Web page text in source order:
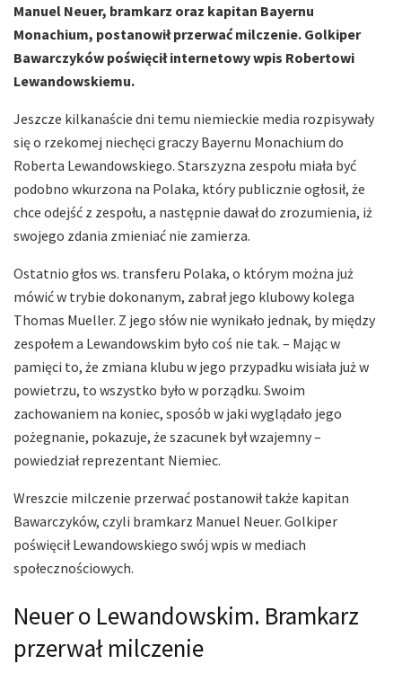
Manuel Neuer, bramkarz oraz kapitan Bayernu
Monachium, postanowił przerwać milczenie. Golkiper
Bawarczyków poświęcił internetowy wpis Robertowi
Lewandowskiemu.
Jeszcze kilkanaście dni temu niemieckie media rozpisywały
się o rzekomej niechęci graczy Bayernu Monachium do
Roberta Lewandowskiego. Starszyzna zespołu miała być
podobno wkurzona na Polaka, który publicznie ogłosił, że
chce odejść z zespołu, a następnie dawał do zrozumienia, iż
swojego zdania zmieniać nie zamierza.
Ostatnio głos ws. transferu Polaka, o którym można już
mówić w trybie dokonanym, zabrał jego klubowy kolega
Thomas Mueller. Z jego słów nie wynikało jednak, by między
zespołem a Lewandowskim było coś nie tak. – Mając w
pamięci to, że zmiana klubu w jego przypadku wisiała już w
powietrzu, to wszystko było w porządku. Swoim
zachowaniem na koniec, sposób w jaki wyglądało jego
pożegnanie, pokazuje, że szacunek był wzajemny –
powiedział reprezentant Niemiec.
Wreszcie milczenie przerwać postanowił także kapitan
Bawarczyków, czyli bramkarz Manuel Neuer. Golkiper
poświęcił Lewandowskiego swój wpis w mediach
społecznościowych.
Neuer o Lewandowskim. Bramkarz
przerwał milczenie